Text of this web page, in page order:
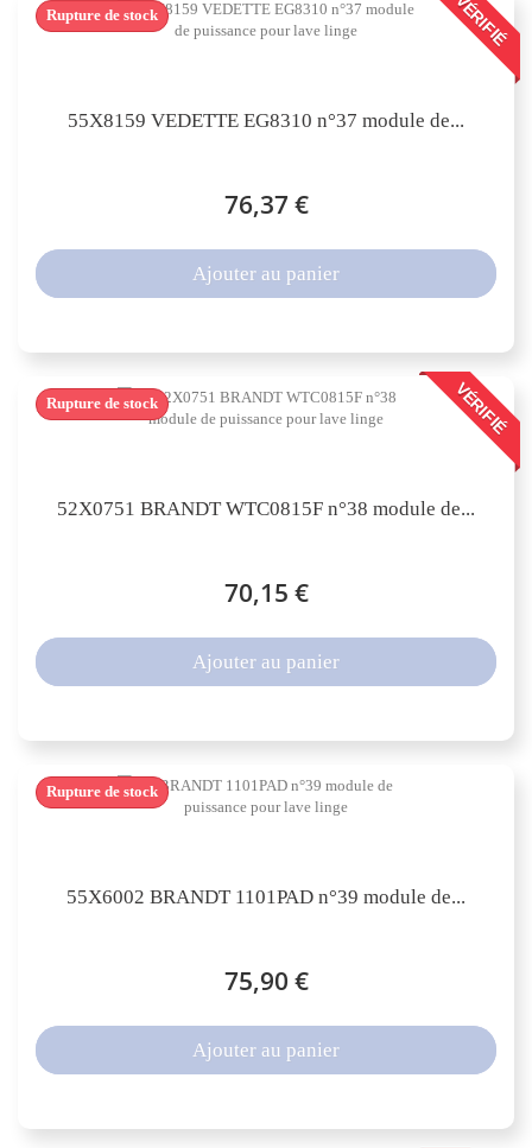
VÉRIFIÉ
55X8159 VEDETTE EG8310 n°37 module de...
76,37 €
Rupture de stock
Ajouter au panier
VÉRIFIÉ
52X0751 BRANDT WTC0815F n°38 module de...
70,15 €
Rupture de stock
Ajouter au panier
55X6002 BRANDT 1101PAD n°39 module de...
75,90 €
Rupture de stock
Ajouter au panier